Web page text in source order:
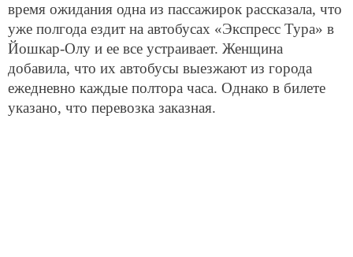
время ожидания одна из пассажирок рассказала, что
уже полгода ездит на автобусах «Экспресс Тура» в
Йошкар-Олу и ее все устраивает. Женщина
добавила, что их автобусы выезжают из города
ежедневно каждые полтора часа. Однако в билете
указано, что перевозка заказная.